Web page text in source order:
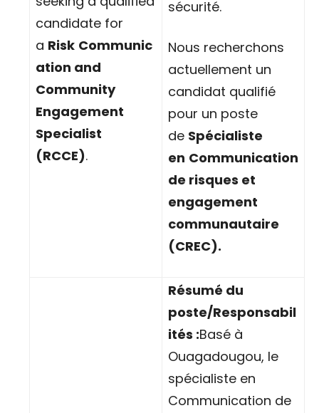
candidate for
a Risk Communic
ation and
Community
Engagement
Specialist
(RCCE).
sécurité.
Nous recherchons
actuellement un
candidat qualifié
pour un poste
de Spécialiste
en Communication
de risques et
engagement
communautaire
(CREC).
Résumé du
poste/Responsabil
ités :Basé à
Ouagadougou, le
spécialiste en
Communication de